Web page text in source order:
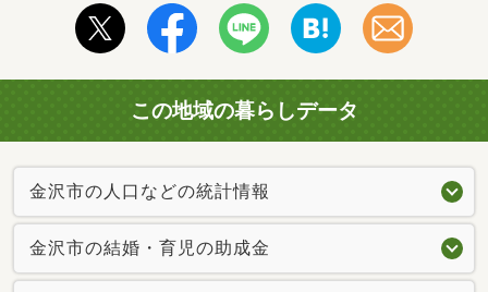
この地域の暮らしデータ
金沢市の人口などの統計情報
金沢市の結婚・育児の助成金